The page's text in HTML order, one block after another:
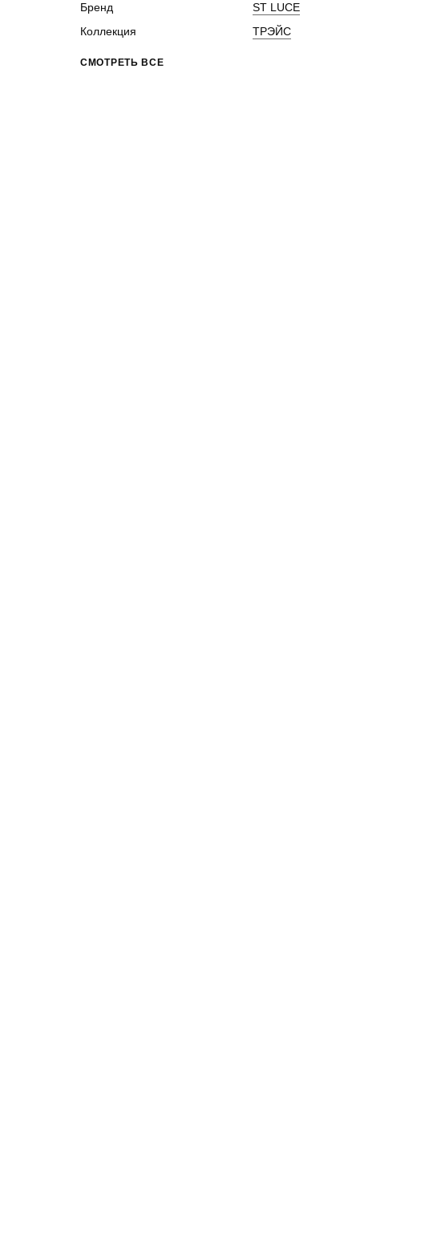
Бренд
ST LUCE
Коллекция
ТРЭЙС
СМОТРЕТЬ ВСЕ